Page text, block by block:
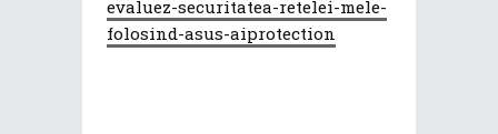
evaluez-securitatea-retelei-mele-
folosind-asus-aiprotection